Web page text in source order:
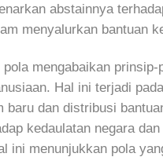
abstainnya
menyalurkan bantuan
mengabaikan
Hal ini terjadi
dan distribusi
kedaulatan negara
ini menunjukkan pola